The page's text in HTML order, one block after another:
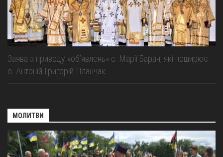
Заява з приводу «об’явлень» с. Марії Баран, які поширює
о. Антоній Григорій Планчак
МОЛИТВИ